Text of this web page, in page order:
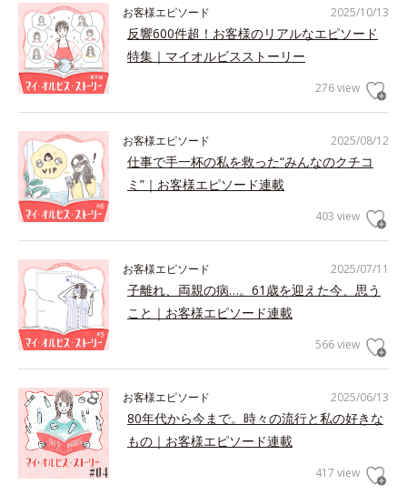
2025/10/13
お客様エピソード
反響600件超！お客様のリアルなエピソード
特集｜マイオルビスストーリー
276 view
2025/08/12
お客様エピソード
仕事で手一杯の私を救った“みんなのクチコ
ミ”｜お客様エピソード連載
403 view
2025/07/11
お客様エピソード
子離れ、両親の病…。61歳を迎えた今、思う
こと｜お客様エピソード連載
566 view
2025/06/13
お客様エピソード
80年代から今まで。時々の流行と私の好きな
もの｜お客様エピソード連載
417 view